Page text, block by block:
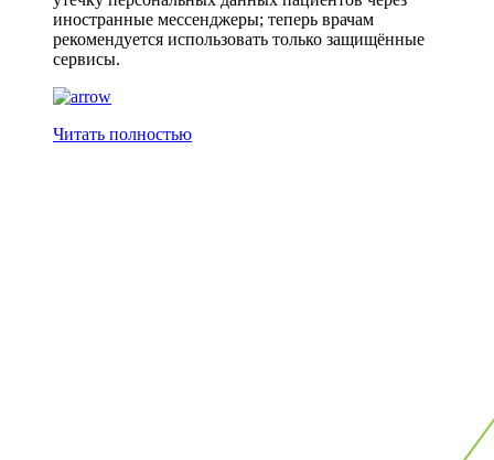
иностранные мессенджеры; теперь врачам
рекомендуется использовать только защищённые
сервисы.
Читать полностью